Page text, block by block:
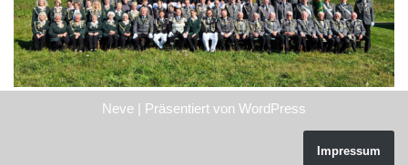
Neve | Präsentiert von WordPress
Impressum